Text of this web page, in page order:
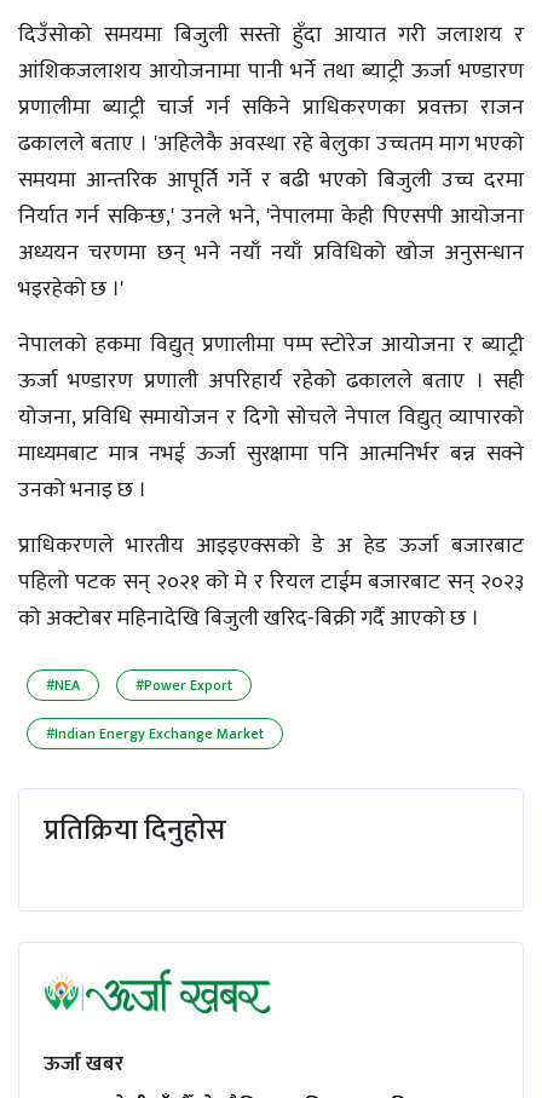
दिउँसोको समयमा बिजुली सस्तो हुँदा आयात गरी जलाशय र
आंशिकजलाशय आयोजनामा पानी भर्ने तथा ब्याट्री ऊर्जा भण्डारण
प्रणालीमा ब्याट्री चार्ज गर्न सकिने प्राधिकरणका प्रवक्ता राजन
ढकालले बताए । 'अहिलेकै अवस्था रहे बेलुका उच्चतम माग भएको
समयमा आन्तरिक आपूर्ति गर्ने र बढी भएको बिजुली उच्च दरमा
निर्यात गर्न सकिन्छ,' उनले भने, 'नेपालमा केही पिएसपी आयोजना
अध्ययन चरणमा छन् भने नयाँ नयाँ प्रविधिको खोज अनुसन्धान
भइरहेको छ ।'
नेपालको हकमा विद्युत् प्रणालीमा पम्प स्टोरेज आयोजना र ब्याट्री
ऊर्जा भण्डारण प्रणाली अपरिहार्य रहेको ढकालले बताए । सही
योजना, प्रविधि समायोजन र दिगो सोचले नेपाल विद्युत् व्यापारको
माध्यमबाट मात्र नभई ऊर्जा सुरक्षामा पनि आत्मनिर्भर बन्न सक्ने
उनको भनाइ छ ।
प्राधिकरणले भारतीय आइइएक्सको डे अ हेड ऊर्जा बजारबाट
पहिलो पटक सन् २०२१ को मे र रियल टाईम बजारबाट सन् २०२३
को अक्टोबर महिनादेखि बिजुली खरिद-बिक्री गर्दै आएको छ ।
#NEA
#Power Export
#Indian Energy Exchange Market
प्रतिक्रिया दिनुहोस
ऊर्जा खबर